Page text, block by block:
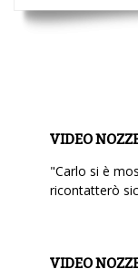
VIDEO
"Carlo si è
ricontatterò
VIDEO